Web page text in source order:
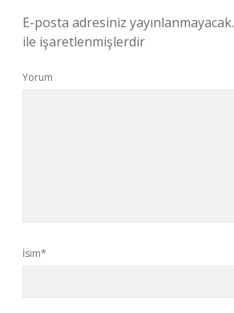
E-posta adresiniz yayınlanmayacak.
ile işaretlenmişlerdir
Yorum
İsim*